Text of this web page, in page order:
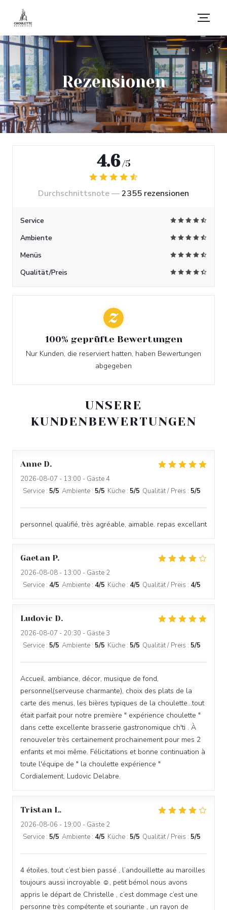
Rezensionen
UNSERE
KUNDENBEWERTUNGEN
Anne D
2026-08-07 - 13:00 - Gäste 4
Service : 5/5 Ambiente : 5/5 Küche : 5/5 Qualität / Preis : 5/5
personnel qualifié, très agréable, aimable. repas excellant
Gaetan P
2026-08-08 - 13:00 - Gäste 2
Service : 4/5 Ambiente : 4/5 Küche : 4/5 Qualität / Preis : 4/5
Ludovic D
2026-08-07 - 20:30 - Gäste 3
Service : 5/5 Ambiente : 5/5 Küche : 5/5 Qualität / Preis : 5/5
Accueil, ambiance, décor, musique de fond,
personnel(serveuse charmante), choix des plats de la
carte des menus, les bières typiques de la choulette...tout
était parfait pour notre première " expérience choulette "
dans cette excellente brasserie gastronomique ch'ti . À
renouveler très certainement prochainement pour mes 2
enfants et moi même. Félicitations et bonne continuation à
toute l'équipe de " la choulette expérience "
Cordialement, Ludovic Delabre.
Tristan L
2026-08-06 - 19:00 - Gäste 2
Service : 5/5 Ambiente : 4/5 Küche : 5/5 Qualität / Preis : 5/5
4 étoiles, tout c’est bien passé , l’andouillette au maroilles
toujours aussi incroyable ☺️, petit bémol nous avons
appris le départ de Christelle , c’est dommage c’est une
personne très compétente et souriante , un rayon de
4.6 /5
Durchschnittsnote —2355 rezensionen
Service
Ambiente
Menüs
Qualität/Preis
100% geprüfte Bewertungen
Nur Kunden, die reserviert hatten, haben Bewertungen
abgegeben